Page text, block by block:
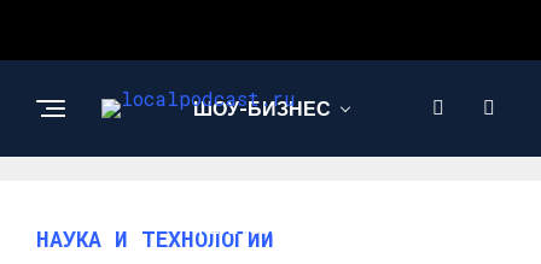
ШОУ-БИЗНЕС
ТЕХНОЛОГИИ
НАУКА И ТЕХНОЛОГИИ